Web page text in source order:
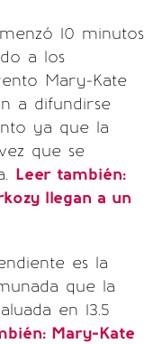
10 minutos
a los
Mary-Kate
a difundirse
ya que la
que se
Leer también:
llegan a un
es la
que la
en 13.5
Mary-Kate